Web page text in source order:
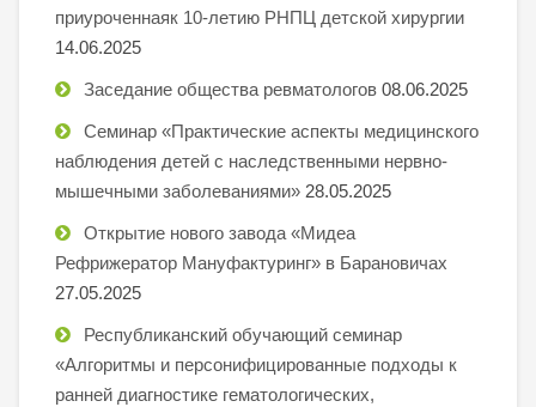
приуроченнаяк 10-летию РНПЦ детской хирургии
14.06.2025
Заседание общества ревматологов 08.06.2025
Семинар «Практические аспекты медицинского
наблюдения детей с наследственными нервно-
мышечными заболеваниями» 28.05.2025
Открытие нового завода «Мидеа
Рефрижератор Мануфактуринг» в Барановичах
27.05.2025
Республиканский обучающий семинар
«Алгоритмы и персонифицированные подходы к
ранней диагностике гематологических,